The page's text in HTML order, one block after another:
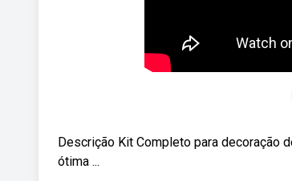
Descrição Kit Completo para decoração
ótima ...